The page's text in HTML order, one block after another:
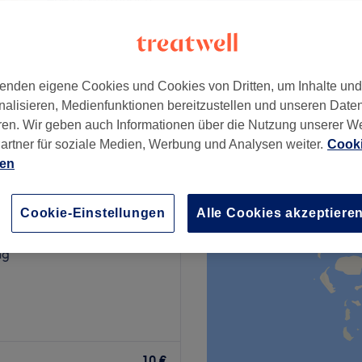
6 €
geschmackvoll
Mockler. In diesem
Cut
171 Bewertungen
eigene Cookies und Cookies von Dritten, um Inhalte
Medienfunktionen bereitzustellen und unseren
Wir geben auch Informationen über die Nutzung unserer
für soziale Medien, Werbung und Analysen weiter.
Cookie-Einstellungen Alle Cookies akzeptieren